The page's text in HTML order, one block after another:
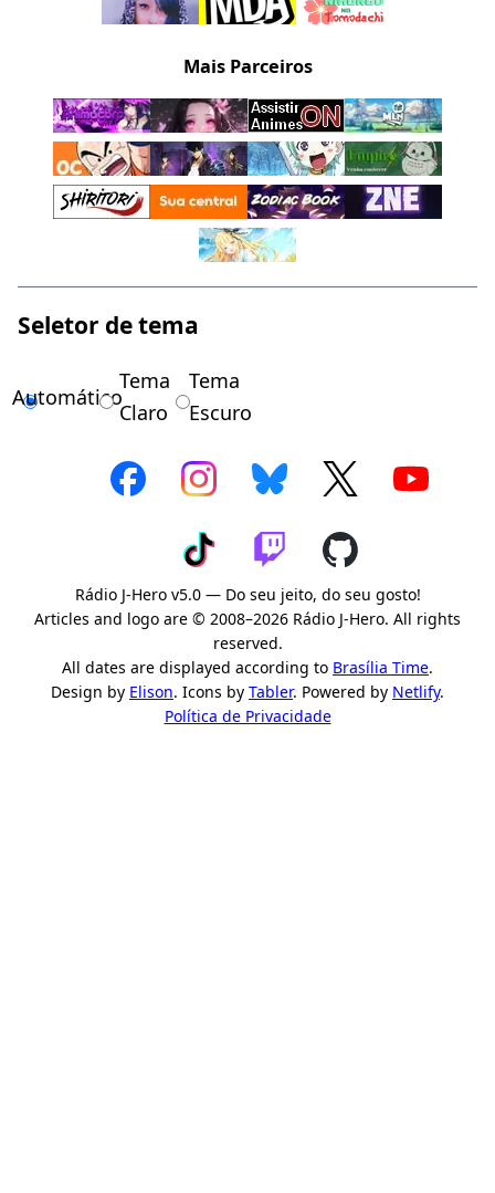
Mais Parceiros
Seletor de tema
Automático
Tema
Claro
Tema
Escuro
Rádio J-Hero v5.0 — Do seu jeito, do seu gosto!
Articles and logo are © 2008–2026 Rádio J-Hero. All rights
reserved.
All dates are displayed according to Brasília Time.
Design by Elison. Icons by Tabler. Powered by Netlify.
Política de Privacidade